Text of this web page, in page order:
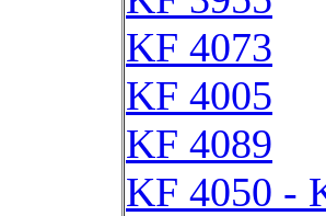
KF 4073
KF 4005
KF 4089
KF 4050 -